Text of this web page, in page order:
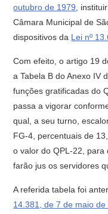
outubro de 1979 ,
Câmara Municipal de
dispositivos da Lei nº
Com efeito, o artigo 19
a Tabela B do Anexo IV
funções gratificadas do
passa a vigorar
qual, a seu turno,
FG-4, percentuais de
o valor do QPL-22,
farão jus os servidores
A referida tabela foi
14.381, de 7 de maio de